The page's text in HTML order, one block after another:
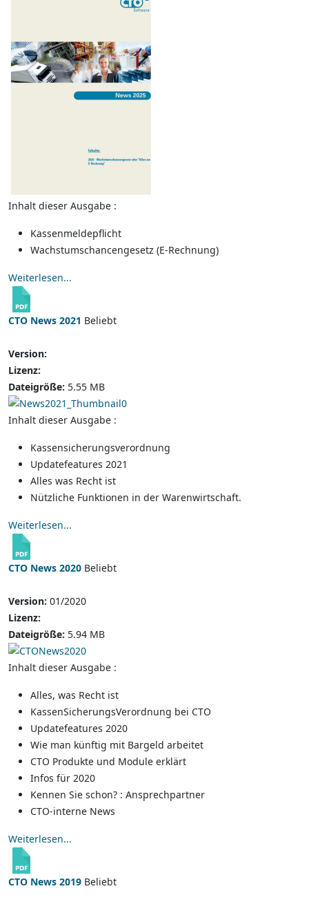
Inhalt dieser Ausgabe :
Kassenmeldepflicht
Wachstumschancengesetz (E-Rechnung)
Weiterlesen...
CTO News 2021 Beliebt
Version:
Lizenz:
Dateigröße: 5.55 MB
Inhalt dieser Ausgabe :
Kassensicherungsverordnung
Updatefeatures 2021
Alles was Recht ist
Nützliche Funktionen in der Warenwirtschaft.
Weiterlesen...
CTO News 2020 Beliebt
Version: 01/2020
Lizenz:
Dateigröße: 5.94 MB
Inhalt dieser Ausgabe :
Alles, was Recht ist
KassenSicherungsVerordnung bei CTO
Updatefeatures 2020
Wie man künftig mit Bargeld arbeitet
CTO Produkte und Module erklärt
Infos für 2020
Kennen Sie schon? : Ansprechpartner
CTO-interne News
Weiterlesen...
CTO News 2019 Beliebt